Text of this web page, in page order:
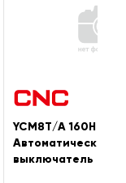
YCM8T/A 160H 4P
Автоматический
выключатель в